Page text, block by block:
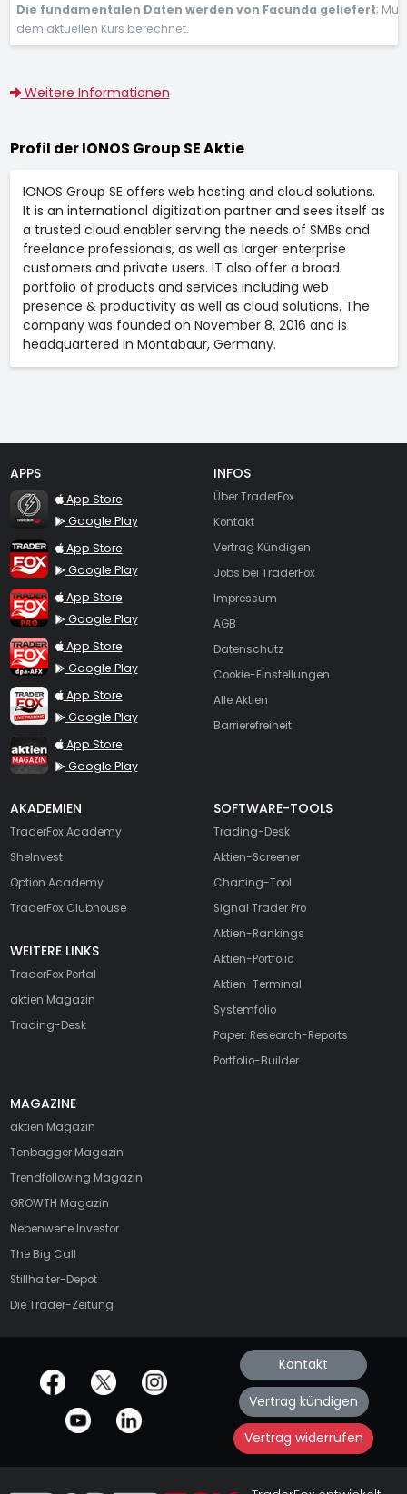
Die fundamentalen Daten werden von Facunda geliefert;
dem aktuellen Kurs berechnet.
Weitere Informationen
Profil der IONOS Group SE Aktie
IONOS Group SE offers web hosting and cloud solutions.
It is an international digitization partner and sees itself as
a trusted cloud enabler serving the needs of SMBs and
freelance professionals, as well as larger enterprise
customers and private users. IT also offer a broad
portfolio of products and services including web
presence & productivity as well as cloud solutions. The
company was founded on November 8, 2016 and is
headquartered in Montabaur, Germany.
APPS
TraderFox Flash
App Store
Google Play
TraderFox App
App Store
Google Play
TraderFox Pro
App Store
Google Play
TraderFox dpa-AFX ProFeed
App Store
Google Play
TraderFox Live Trading
App Store
Google Play
TraderFox aktien Magazin
App Store
Google Play
INFOS
Über TraderFox
Kontakt
Vertrag Kündigen
Jobs bei TraderFox
Impressum
AGB
Datenschutz
Cookie-Einstellungen
Alle Aktien
Barrierefreiheit
AKADEMIEN
TraderFox Academy
SheInvest
Option Academy
TraderFox Clubhouse
WEITERE LINKS
TraderFox Portal
aktien Magazin
Trading-Desk
SOFTWARE-TOOLS
Trading-Desk
Aktien-Screener
Charting-Tool
Signal Trader Pro
Aktien-Rankings
Aktien-Portfolio
Aktien-Terminal
Systemfolio
Paper: Research-Reports
Portfolio-Builder
MAGAZINE
aktien Magazin
Tenbagger Magazin
Trendfollowing Magazin
GROWTH Magazin
Nebenwerte Investor
The Big Call
Stillhalter-Depot
Die Trader-Zeitung
offizielle Social Media-Accounts Kontakt
Vertrag kündigen
Vertrag widerrufen